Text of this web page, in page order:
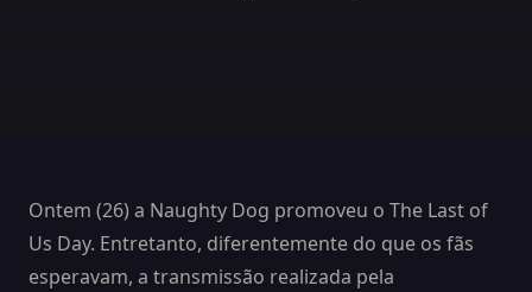
Ontem (26) a Naughty Dog promoveu o The Last of
Us Day. Entretanto, diferentemente do que os fãs
esperavam, a transmissão realizada pela